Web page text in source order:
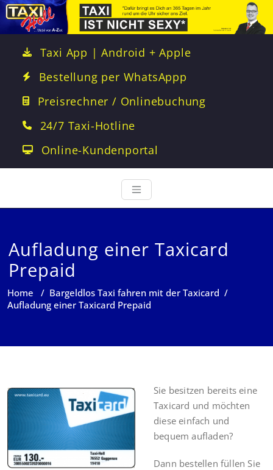
Taxi App | Android + Apple
Bestellung per WhatsAppp
Preisrechner / Onlinebuchung
24/7 Taxi-Hotline
Online-Kundenportal
Aufladung einer Taxicard
Prepaid
Home / Bargeldlos Taxi fahren mit der Taxicard /
Aufladung einer Taxicard Prepaid
Sie besitzen bereits eine
Taxicard und möchten
diese einfach und
bequem aufladen?
Dann bestellen füllen Sie